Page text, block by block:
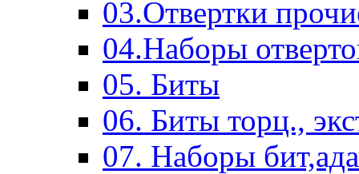
03.Отвертки
04.Наборы
05. Биты
06. Биты торц.,
07. Наборы